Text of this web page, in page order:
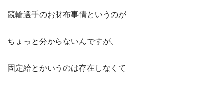
競輪選手のお財布事情というのが
ちょっと分からないんですが、
固定給とかいうのは存在しなくて